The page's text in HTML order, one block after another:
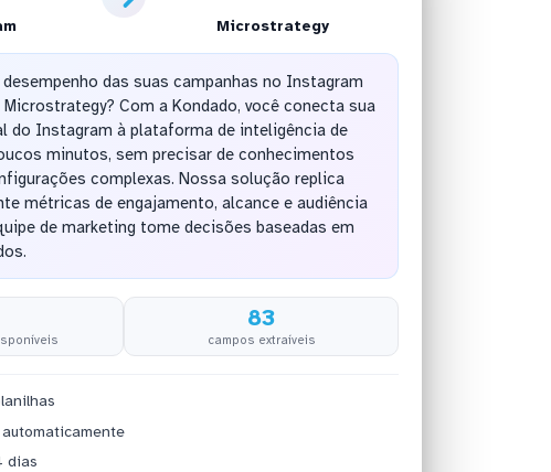
Microstrategy
das suas campanhas no Instagram
Com a Kondado, você conecta sua
do Instagram à plataforma de inteligência de
minutos, sem precisar de conhecimentos
complexas. Nossa solução replica
métricas de engajamento, alcance e audiência
de marketing tome decisões baseadas em
83
campos extraíveis
dias